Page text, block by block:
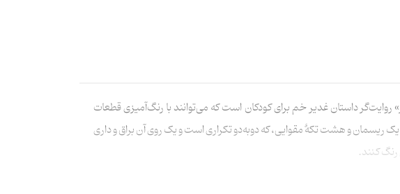
داستان غدیر خم برای کودکان است که می‌توانند با رنگ‌آمیزی قطعات
یک ریسمان و هشت تکهٔ مقوایی، که دو‌به‌دو تکراری است و یک روی آن براق و داری
کنند.